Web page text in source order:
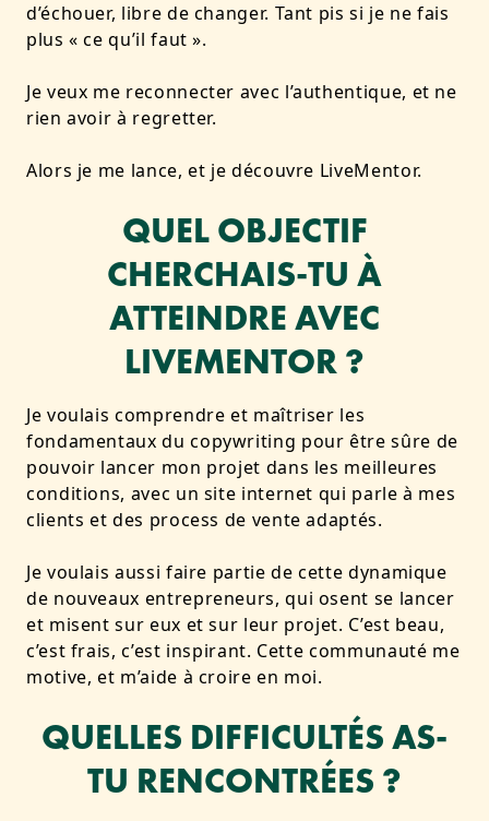
d’échouer, libre de changer. Tant pis si je ne fais
plus « ce qu’il faut ».
Je veux me reconnecter avec l’authentique, et ne
rien avoir à regretter.
Alors je me lance, et je découvre LiveMentor.
QUEL OBJECTIF
CHERCHAIS-TU À
ATTEINDRE AVEC
LIVEMENTOR ?
Je voulais comprendre et maîtriser les
fondamentaux du copywriting pour être sûre de
pouvoir lancer mon projet dans les meilleures
conditions, avec un site internet qui parle à mes
clients et des process de vente adaptés.
Je voulais aussi faire partie de cette dynamique
de nouveaux entrepreneurs, qui osent se lancer
et misent sur eux et sur leur projet. C’est beau,
c’est frais, c’est inspirant. Cette communauté me
motive, et m’aide à croire en moi.
QUELLES DIFFICULTÉS AS-
TU RENCONTRÉES ?